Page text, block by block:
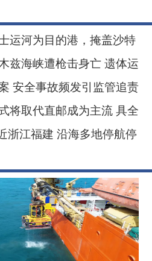
运河为目的港，掩盖沙特
兹海峡遭枪击身亡 遗体运
安全事故频发引监管追责
承压
将取代直邮成为主流 具全
最终胜出
浙江福建 沿海多地停航停